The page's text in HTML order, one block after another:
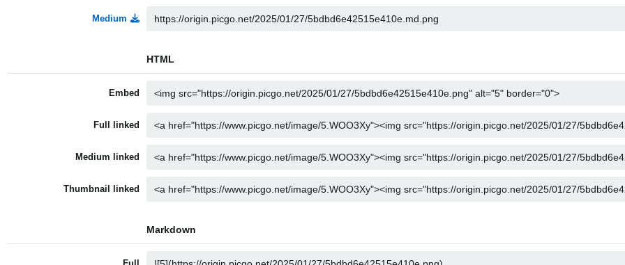
Medium
HTML
Embed
Full linked
Medium linked
Thumbnail linked
Markdown